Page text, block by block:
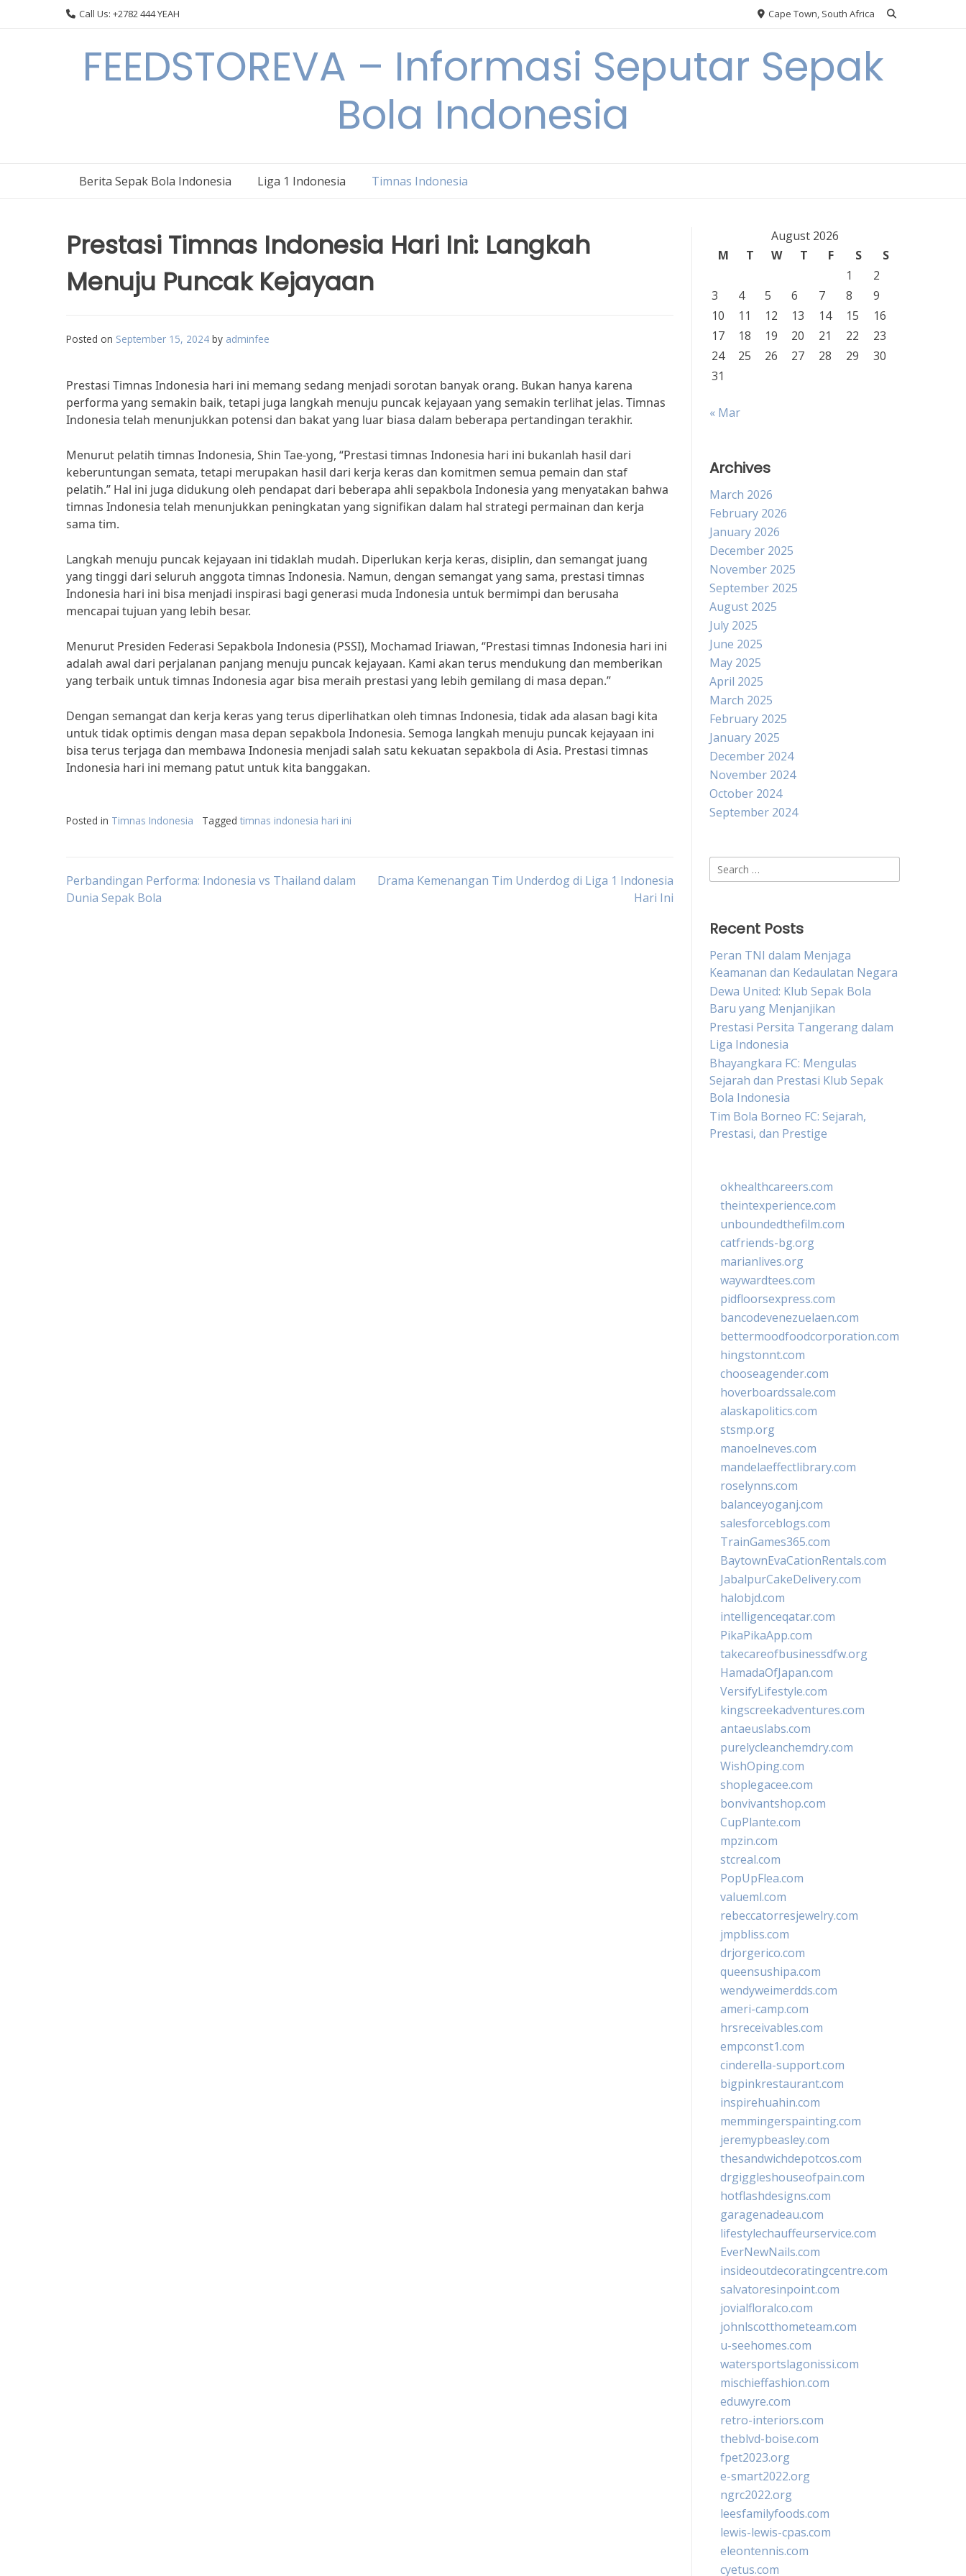
Call Us: +2782 444 YEAH Cape Town, South Africa
FEEDSTOREVA – Informasi Seputar Sepak
Bola Indonesia
Berita Sepak Bola Indonesia Liga 1 Indonesia Timnas Indonesia
Prestasi Timnas Indonesia Hari Ini: Langkah
Menuju Puncak Kejayaan
Posted on September 15, 2024 by adminfee
Prestasi Timnas Indonesia hari ini memang sedang menjadi sorotan banyak orang. Bukan hanya karena
performa yang semakin baik, tetapi juga langkah menuju puncak kejayaan yang semakin terlihat jelas. Timnas
Indonesia telah menunjukkan potensi dan bakat yang luar biasa dalam beberapa pertandingan terakhir.
Menurut pelatih timnas Indonesia, Shin Tae-yong, “Prestasi timnas Indonesia hari ini bukanlah hasil dari
keberuntungan semata, tetapi merupakan hasil dari kerja keras dan komitmen semua pemain dan staf
pelatih.” Hal ini juga didukung oleh pendapat dari beberapa ahli sepakbola Indonesia yang menyatakan bahwa
timnas Indonesia telah menunjukkan peningkatan yang signifikan dalam hal strategi permainan dan kerja
sama tim.
Langkah menuju puncak kejayaan ini tidaklah mudah. Diperlukan kerja keras, disiplin, dan semangat juang
yang tinggi dari seluruh anggota timnas Indonesia. Namun, dengan semangat yang sama, prestasi timnas
Indonesia hari ini bisa menjadi inspirasi bagi generasi muda Indonesia untuk bermimpi dan berusaha
mencapai tujuan yang lebih besar.
Menurut Presiden Federasi Sepakbola Indonesia (PSSI), Mochamad Iriawan, “Prestasi timnas Indonesia hari ini
adalah awal dari perjalanan panjang menuju puncak kejayaan. Kami akan terus mendukung dan memberikan
yang terbaik untuk timnas Indonesia agar bisa meraih prestasi yang lebih gemilang di masa depan.”
Dengan semangat dan kerja keras yang terus diperlihatkan oleh timnas Indonesia, tidak ada alasan bagi kita
untuk tidak optimis dengan masa depan sepakbola Indonesia. Semoga langkah menuju puncak kejayaan ini
bisa terus terjaga dan membawa Indonesia menjadi salah satu kekuatan sepakbola di Asia. Prestasi timnas
Indonesia hari ini memang patut untuk kita banggakan.
Posted in Timnas Indonesia Tagged timnas indonesia hari ini
Post
Perbandingan Performa: Indonesia vs Thailand dalam
Dunia Sepak Bola
Drama Kemenangan Tim Underdog di Liga 1 Indonesia
Hari Ini
August 2026
M
T W T F S
S
1
2
3
4 5 6 7 8
9
10
11 12 13 14 15
16
17
18 19 20 21 22
23
24
25 26 27 28 29
30
31
« Mar
Archives
March 2026
February 2026
January 2026
December 2025
November 2025
September 2025
August 2025
July 2025
June 2025
May 2025
April 2025
March 2025
February 2025
January 2025
December 2024
November 2024
October 2024
September 2024
Search
for:
Recent Posts
Peran TNI dalam Menjaga
Keamanan dan Kedaulatan Negara
Dewa United: Klub Sepak Bola
Baru yang Menjanjikan
Prestasi Persita Tangerang dalam
Liga Indonesia
Bhayangkara FC: Mengulas
Sejarah dan Prestasi Klub Sepak
Bola Indonesia
Tim Bola Borneo FC: Sejarah,
Prestasi, dan Prestige
okhealthcareers.com
theintexperience.com
unboundedthefilm.com
catfriends-bg.org
marianlives.org
waywardtees.com
pidfloorsexpress.com
bancodevenezuelaen.com
bettermoodfoodcorporation.com
hingstonnt.com
chooseagender.com
hoverboardssale.com
alaskapolitics.com
stsmp.org
manoelneves.com
mandelaeffectlibrary.com
roselynns.com
balanceyoganj.com
salesforceblogs.com
TrainGames365.com
BaytownEvaCationRentals.com
JabalpurCakeDelivery.com
halobjd.com
intelligenceqatar.com
PikaPikaApp.com
takecareofbusinessdfw.org
HamadaOfJapan.com
VersifyLifestyle.com
kingscreekadventures.com
antaeuslabs.com
purelycleanchemdry.com
WishOping.com
shoplegacee.com
bonvivantshop.com
CupPlante.com
mpzin.com
stcreal.com
PopUpFlea.com
valueml.com
rebeccatorresjewelry.com
jmpbliss.com
drjorgerico.com
queensushipa.com
wendyweimerdds.com
ameri-camp.com
hrsreceivables.com
empconst1.com
cinderella-support.com
bigpinkrestaurant.com
inspirehuahin.com
memmingerspainting.com
jeremypbeasley.com
thesandwichdepotcos.com
drgiggleshouseofpain.com
hotflashdesigns.com
garagenadeau.com
lifestylechauffeurservice.com
EverNewNails.com
insideoutdecoratingcentre.com
salvatoresinpoint.com
jovialfloralco.com
johnlscotthometeam.com
u-seehomes.com
watersportslagonissi.com
mischieffashion.com
eduwyre.com
retro-interiors.com
theblvd-boise.com
fpet2023.org
e-smart2022.org
ngrc2022.org
leesfamilyfoods.com
lewis-lewis-cpas.com
eleontennis.com
cyetus.com